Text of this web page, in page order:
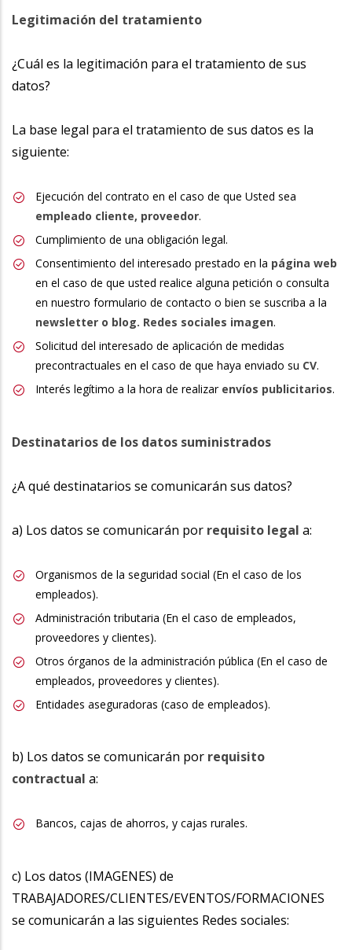
Legitimación del tratamiento
¿Cuál es la legitimación para el tratamiento de sus
datos?
La base legal para el tratamiento de sus datos es la
siguiente:
Ejecución del contrato en el caso de que Usted sea
empleado cliente, proveedor.
Cumplimiento de una obligación legal.
Consentimiento del interesado prestado en la página web
en el caso de que usted realice alguna petición o consulta
en nuestro formulario de contacto o bien se suscriba a la
newsletter o blog. Redes sociales imagen.
Solicitud del interesado de aplicación de medidas
precontractuales en el caso de que haya enviado su CV.
Interés legítimo a la hora de realizar envíos publicitarios.
Destinatarios de los datos suministrados
¿A qué destinatarios se comunicarán sus datos?
a) Los datos se comunicarán por requisito legal a:
Organismos de la seguridad social (En el caso de los
empleados).
Administración tributaria (En el caso de empleados,
proveedores y clientes).
Otros órganos de la administración pública (En el caso de
empleados, proveedores y clientes).
Entidades aseguradoras (caso de empleados).
b) Los datos se comunicarán por requisito
contractual a:
Bancos, cajas de ahorros, y cajas rurales.
c) Los datos (IMAGENES) de
TRABAJADORES/CLIENTES/EVENTOS/FORMACIONES
se comunicarán a las siguientes Redes sociales: